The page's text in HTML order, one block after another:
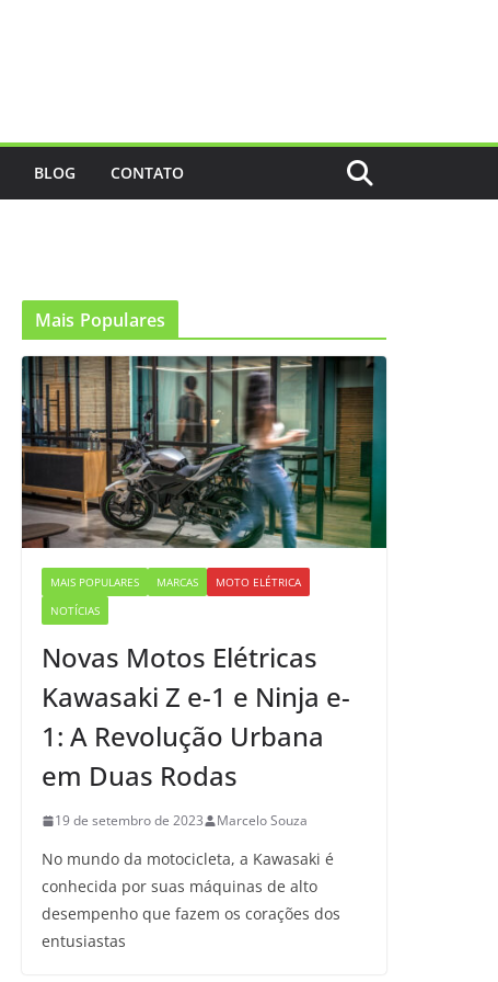
BLOG CONTATO
Mais Populares
MAIS POPULARES MARCAS
MOTO ELÉTRICA
NOTÍCIAS
Novas Motos Elétricas
Kawasaki Z e-1 e Ninja e-
1: A Revolução Urbana
em Duas Rodas
19 de setembro de 2023 Marcelo Souza
No mundo da motocicleta, a Kawasaki é
conhecida por suas máquinas de alto
desempenho que fazem os corações dos
entusiastas